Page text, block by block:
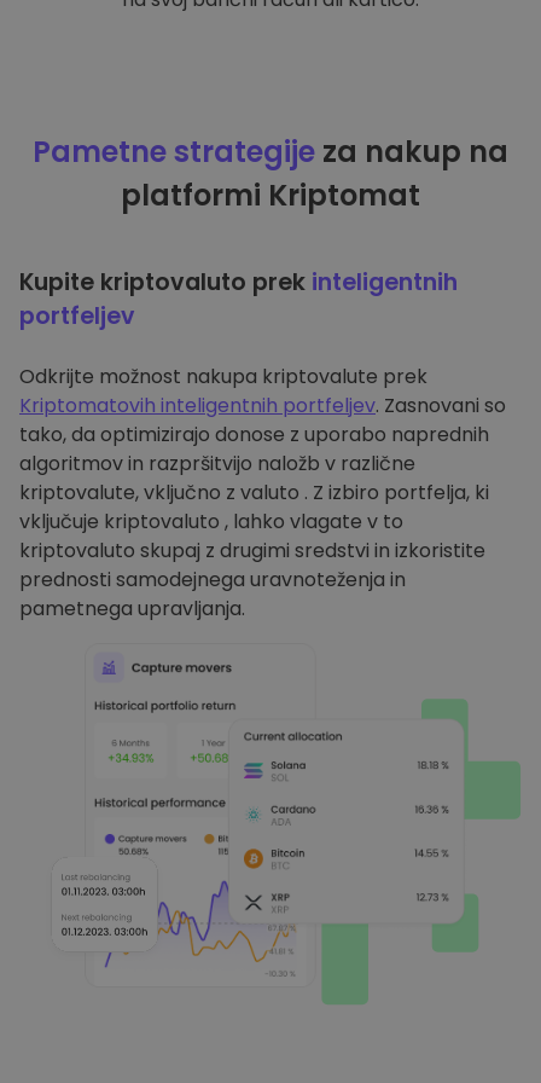
Pametne strategije za nakup na
platformi Kriptomat
Kupite kriptovaluto prek inteligentnih
portfeljev
Odkrijte možnost nakupa kriptovalute prek
Kriptomatovih inteligentnih portfeljev. Zasnovani so
tako, da optimizirajo donose z uporabo naprednih
algoritmov in razpršitvijo naložb v različne
kriptovalute, vključno z valuto . Z izbiro portfelja, ki
vključuje kriptovaluto , lahko vlagate v to
kriptovaluto skupaj z drugimi sredstvi in izkoristite
prednosti samodejnega uravnoteženja in
pametnega upravljanja.